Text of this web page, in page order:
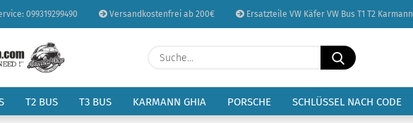
099319299490 Versandkostenfrei ab 200€ Ersatzteile VW Käfer VW Bus T1 T2 Karmann
Sprache auswählen
Lieferland
Suche...
T2 BUS T3 BUS KARMANN GHIA PORSCHE SCHLÜSSEL NACH CODE